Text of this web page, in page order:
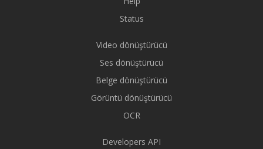
Status
Video dönüştürücü
Ses dönüştürücü
Belge dönüştürücü
Görüntü dönüştürücü
OCR
Developers API